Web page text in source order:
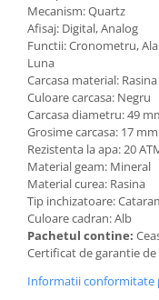
Mecanism: Quartz
Afisaj: Digital, Analog
Functii: Cronometru,
Luna
Carcasa material: Rasina
Culoare carcasa: Negru
Carcasa diametru: 49
Grosime carcasa: 17 mm
Rezistenta la apa: 20
Material geam: Mineral
Material curea: Rasina
Tip inchizatoare:
Culoare cadran: Alb
Pachetul contine:
Certificat de garantie
Informatii conformitate